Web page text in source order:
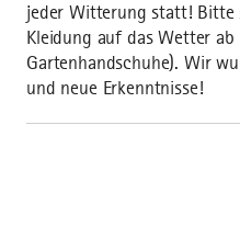
jeder Witterung statt! Bitte
Kleidung auf das Wetter ab
Gartenhandschuhe). Wir
und neue Erkenntnisse!